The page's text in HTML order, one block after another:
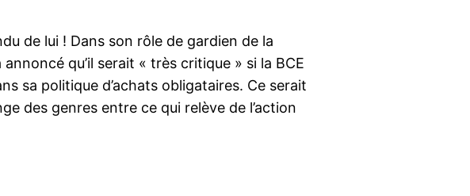
de lui ! Dans son rôle de gardien de la
qu’il serait « très critique » si la BCE
sa politique d’achats obligataires. Ce serait
des genres entre ce qui relève de l’action